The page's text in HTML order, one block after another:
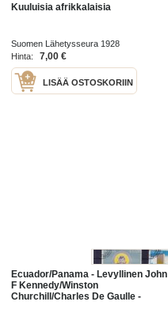
Kuuluisia afrikkalaisia
Suomen Lähetysseura 1928
Hinta:
7,00 €
LISÄÄ OSTOSKORIIN
Ecuador/Panama - Levyllinen John
F Kennedy/Winston
Churchill/Charles De Gaulle -